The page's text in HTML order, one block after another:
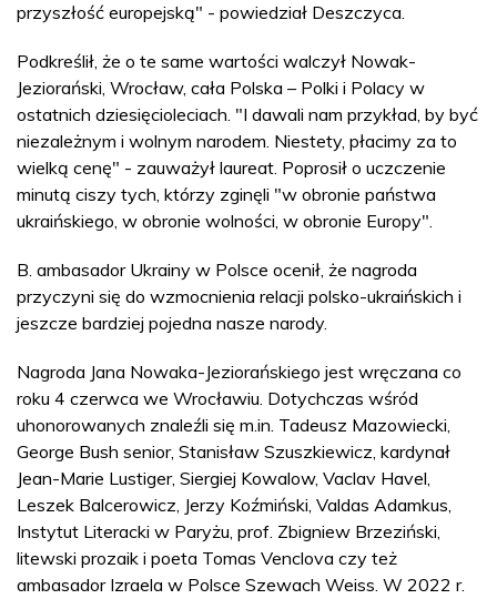
przyszłość europejską" - powiedział Deszczyca.
Podkreślił, że o te same wartości walczył Nowak-
Jeziorański, Wrocław, cała Polska – Polki i Polacy w
ostatnich dziesięcioleciach. "I dawali nam przykład, by być
niezależnym i wolnym narodem. Niestety, płacimy za to
wielką cenę" - zauważył laureat. Poprosił o uczczenie
minutą ciszy tych, którzy zginęli "w obronie państwa
ukraińskiego, w obronie wolności, w obronie Europy".
B. ambasador Ukrainy w Polsce ocenił, że nagroda
przyczyni się do wzmocnienia relacji polsko-ukraińskich i
jeszcze bardziej pojedna nasze narody.
Nagroda Jana Nowaka-Jeziorańskiego jest wręczana co
roku 4 czerwca we Wrocławiu. Dotychczas wśród
uhonorowanych znaleźli się m.in. Tadeusz Mazowiecki,
George Bush senior, Stanisław Szuszkiewicz, kardynał
Jean-Marie Lustiger, Siergiej Kowalow, Vaclav Havel,
Leszek Balcerowicz, Jerzy Koźmiński, Valdas Adamkus,
Instytut Literacki w Paryżu, prof. Zbigniew Brzeziński,
litewski prozaik i poeta Tomas Venclova czy też
ambasador Izraela w Polsce Szewach Weiss. W 2022 r.